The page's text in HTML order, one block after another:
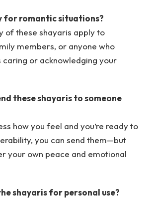
for romantic situations?
of these shayaris apply to
members, or anyone who
caring or acknowledging your
these shayaris to someone
how you feel and you’re ready to
you can send them—but
your own peace and emotional
shayaris for personal use?